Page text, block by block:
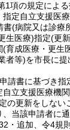
1項の規定によ
定自立支援医
書(病院又は診療
生医療)指定(更
(育成医療・更生
者等)を市長に提
請書に基づき指
自立支援医療機
の更新をしない
当該申請者に
・追加、令4規